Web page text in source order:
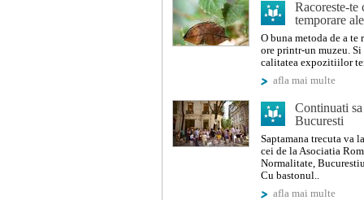
Racoreste-
temporare
O buna metoda de a te
ore printr-un muzeu. Si
calitatea expozitiilor
afla mai multe
Continuati
Bucuresti
Saptamana trecuta va
cei de la Asociatia
Normalitate,
Cu bastonul..
afla mai multe